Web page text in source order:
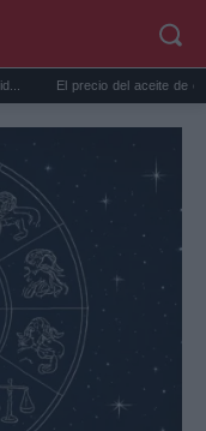
El precio del aceite de oliva cae